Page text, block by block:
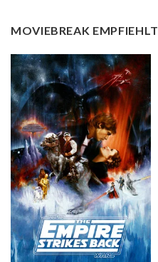
MOVIEBREAK EMPFIEHLT